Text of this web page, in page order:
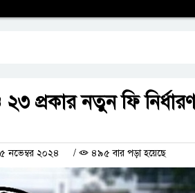
প্রকার নতুন ফি নির্ধারণ
নভেম্বর ২০২৪ / ৪৯৫ বার পড়া হয়েছে